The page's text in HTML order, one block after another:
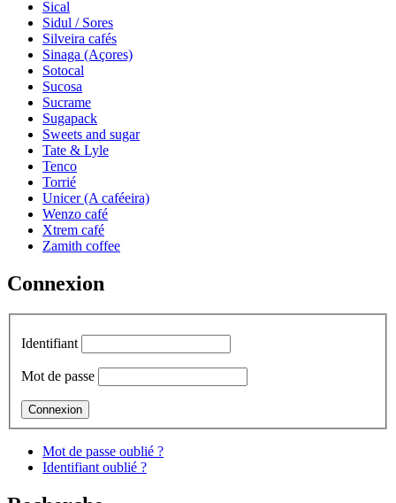
Sical
Sidul / Sores
Silveira cafés
Sinaga (Açores)
Sotocal
Sucosa
Sucrame
Sugapack
Sweets and sugar
Tate & Lyle
Tenco
Torrié
Unicer (A caféeira)
Wenzo café
Xtrem café
Zamith coffee
Connexion
Identifiant
Mot de passe
Mot de passe oublié ?
Identifiant oublié ?